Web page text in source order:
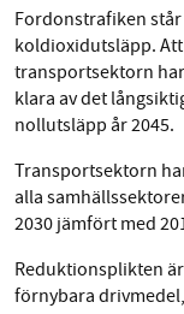
Threads
Fordonstrafiken
koldioxidutsläpp.
transportsektorn
klara av det
nollutsläpp år 2045.
Transportsektorn
alla
2030 jämfört med
Reduktionsplikten
förnybara
SMB
starten
utveckla
Stötta vårt